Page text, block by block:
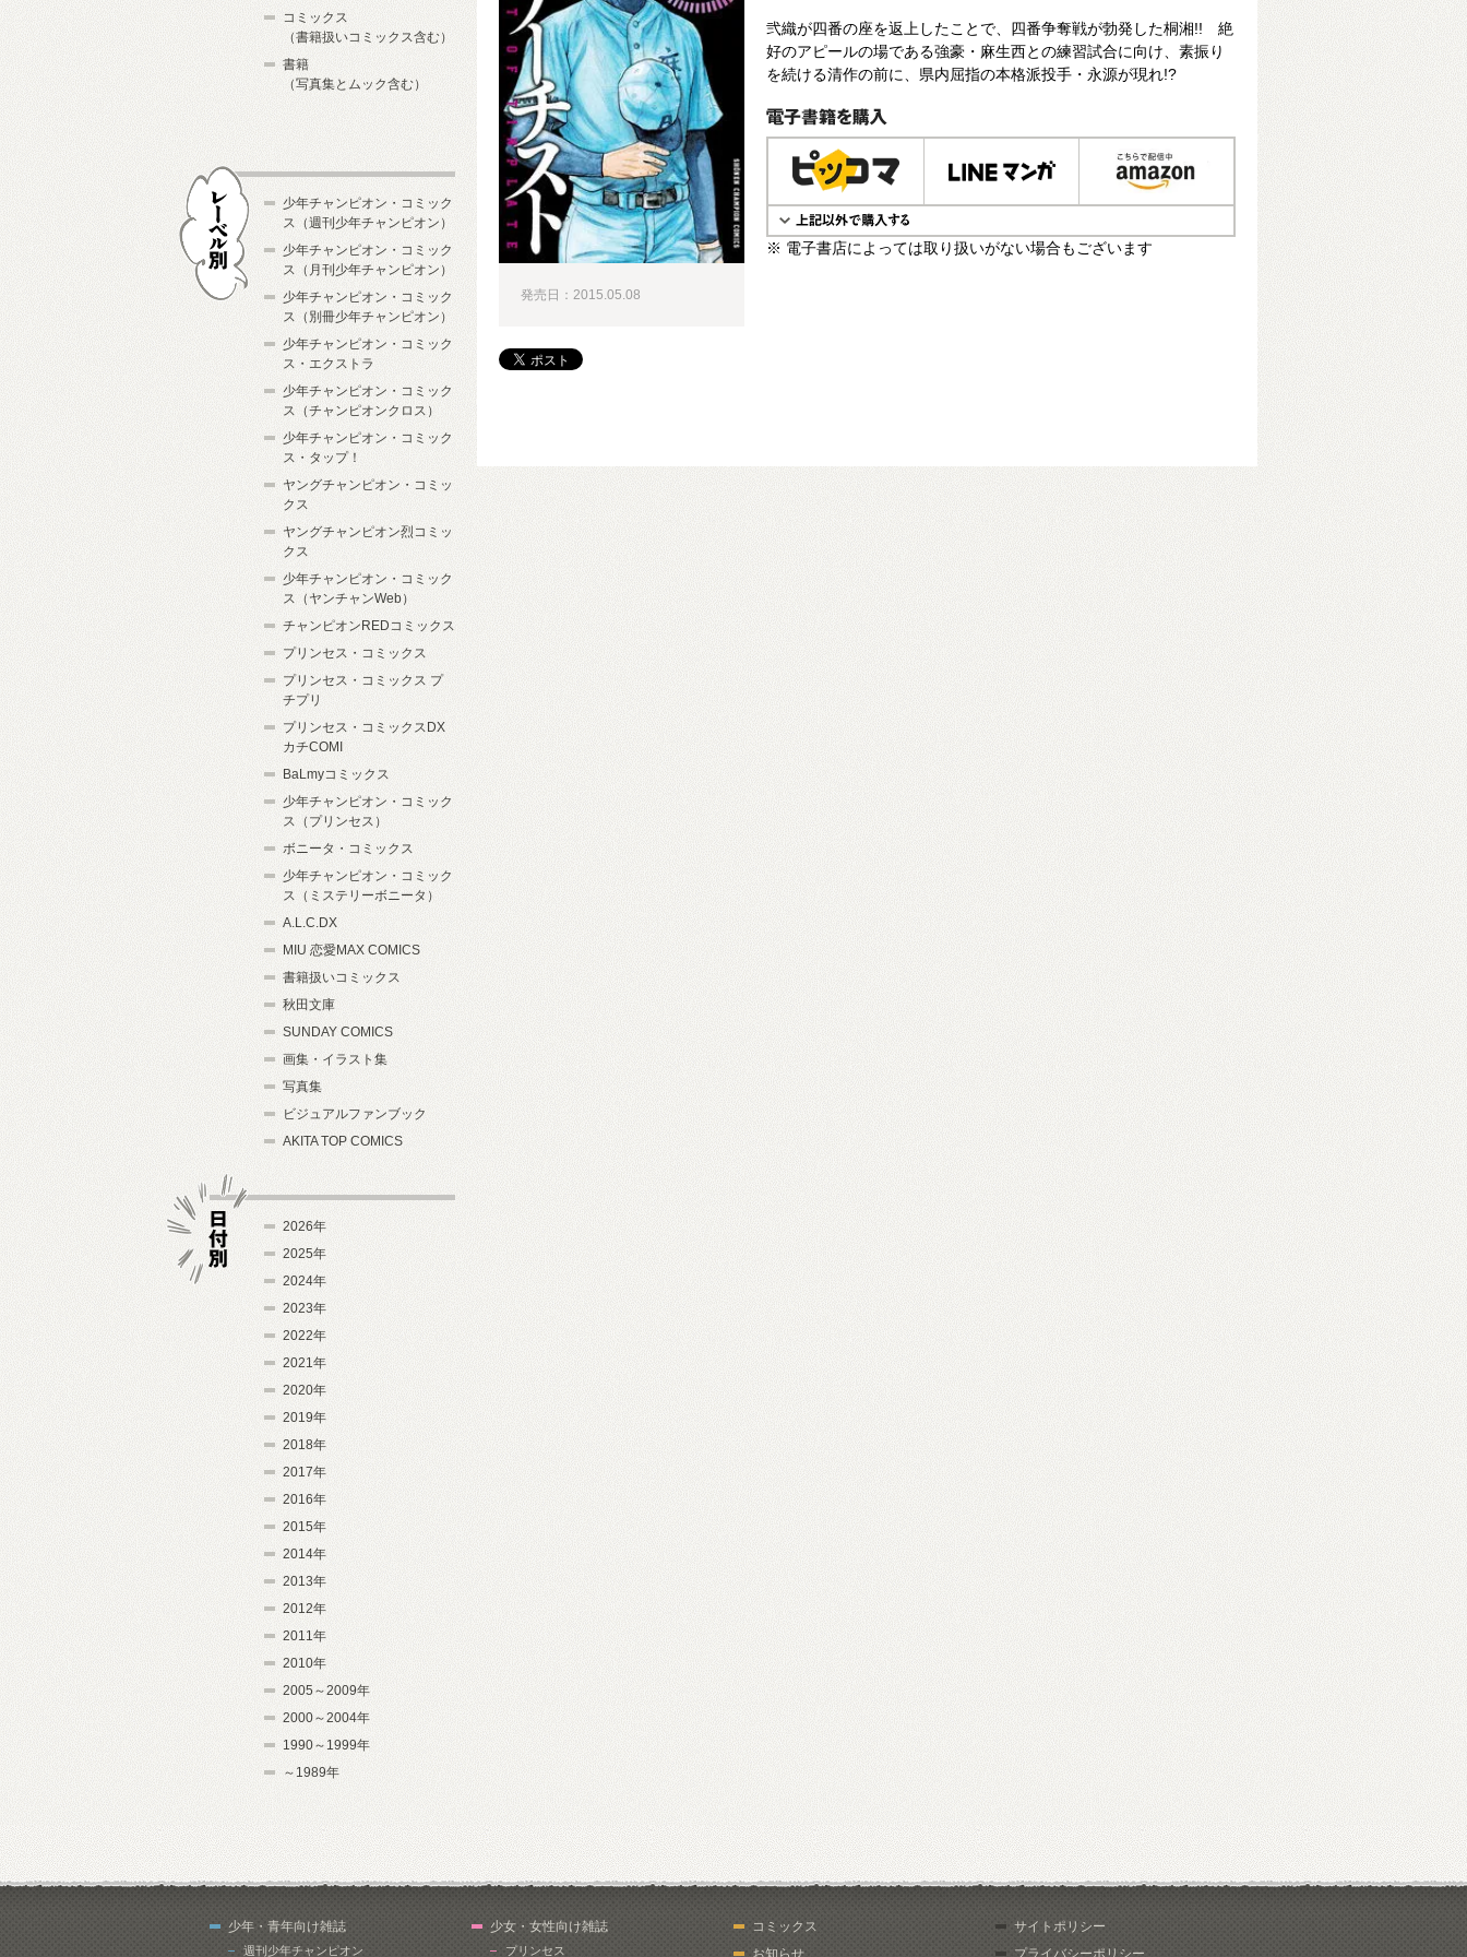
弐織が四番の座を返上したことで、四番争奪戦が勃発した桐湘!! 絶
好のアピールの場である強豪・麻生西との練習試合に向け、素振り
を続ける清作の前に、県内屈指の本格派投手・永源が現れ!?
電子書籍で購入
※ 電子書店によっては取り扱いがない場合もございます
発売日：2015.05.08
コミックス
（書籍扱いコミックス含む）
書籍
（写真集とムック含む）
少年チャンピオン・コミック
ス（週刊少年チャンピオン）
少年チャンピオン・コミック
ス（月刊少年チャンピオン）
少年チャンピオン・コミック
ス（別冊少年チャンピオン）
少年チャンピオン・コミック
ス・エクストラ
少年チャンピオン・コミック
ス（チャンピオンクロス）
少年チャンピオン・コミック
ス・タップ！
ヤングチャンピオン・コミッ
クス
ヤングチャンピオン烈コミッ
クス
少年チャンピオン・コミック
ス（ヤンチャンWeb）
チャンピオンREDコミックス
プリンセス・コミックス
プリンセス・コミックス プ
チプリ
プリンセス・コミックスDX
カチCOMI
BaLmyコミックス
少年チャンピオン・コミック
ス（プリンセス）
ボニータ・コミックス
少年チャンピオン・コミック
ス（ミステリーボニータ）
A.L.C.DX
MIU 恋愛MAX COMICS
書籍扱いコミックス
秋田文庫
SUNDAY COMICS
画集・イラスト集
写真集
ビジュアルファンブック
AKITA TOP COMICS
2026年
2025年
2024年
2023年
2022年
2021年
2020年
2019年
2018年
2017年
2016年
2015年
2014年
2013年
2012年
2011年
2010年
2005～2009年
2000～2004年
1990～1999年
～1989年
少年・青年向け雑誌
週刊少年チャンピオン
少女・女性向け雑誌
プリンセス
コミックス
お知らせ
サイトポリシー
プライバシーポリシー